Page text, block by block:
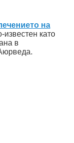
на
като
в